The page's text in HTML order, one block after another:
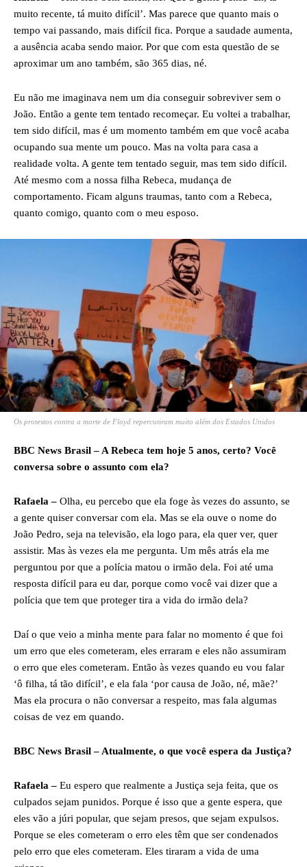
muito recente, tá muito difícil’. Mas parece que quanto mais o
tempo vai passando, mais difícil fica. Porque a saudade aumenta,
a ausência acaba sendo maior. Por que com esta questão de se
aproximar um ano também, são 365 dias, né.
Eu não me imaginava nem um dia conseguir sobreviver sem o
João. Então a gente tem tentado recomeçar. Eu voltei a trabalhar,
tem sido difícil, mas é um momento também em que você acaba
ocupando sua mente um pouco. Mas na volta para casa a
realidade volta. A gente tem tentado seguir, mas tem sido difícil.
Até mesmo com a nossa filha Rebeca, mudança de
comportamento. Ficam alguns traumas, tanto com a Rebeca,
quanto comigo, quanto com o meu esposo.
Os protestos contra a morte de Floyd repercutiram muito além dos Estados Unidos
BBC News Brasil – A Rebeca tem hoje 5 anos, certo? Você
conversa sobre o assunto com ela?
Rafaela – Olha, eu percebo que ela foge às vezes do assunto, se
a gente quiser conversar com ela. Mas se ela ouve o nome do
João Pedro, seja na televisão, ela logo para, ela quer ver, quer
assistir. Mas às vezes ela me pergunta. Um mês atrás ela me
perguntou por que a polícia matou o irmão dela. Foi até uma
resposta difícil para eu dar, porque como você vai dizer que a
polícia que tem que proteger tira a vida do irmão dela?
Daí o que veio a minha mente para falar no momento é que foi
um erro que eles cometeram, eles erraram e eles não assumiram
o erro que eles cometeram. Então às vezes quando eu vou falar
‘ô filha, tá tão difícil’, e ela fala ‘por causa de João, né, mãe?’
Mas ela procura o não conversar a respeito, mas fala algumas
coisas de vez em quando.
BBC News Brasil – Atualmente, o que você espera da Justiça?
Rafaela – Eu espero que realmente a Justiça seja feita, que os
culpados sejam punidos. Porque é isso que a gente espera, que
eles vão a júri popular, que sejam presos, que sejam expulsos.
Porque se eles cometeram o erro eles têm que ser condenados
pelo erro que eles cometeram. Eles tiraram a vida de uma